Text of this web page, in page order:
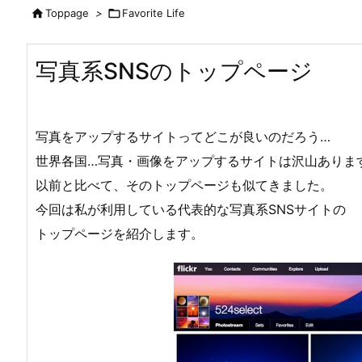
Toppage > Favorite Life
写真系SNSのトップページ
写真をアップするサイトってどこが良いのだろう…
世界各国…写真・画像をアップするサイトは沢山ありま
以前と比べて、そのトップページも似てきました。
今回は私が利用している代表的な写真系SNSサイトの
トップページを紹介します。